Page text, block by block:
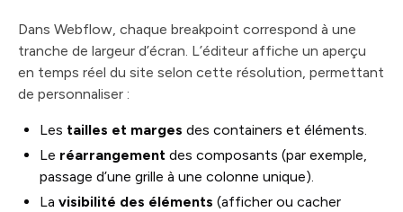
Dans Webflow, chaque breakpoint correspond à une
tranche de largeur d’écran. L’éditeur affiche un aperçu
en temps réel du site selon cette résolution, permettant
de personnaliser :
Les tailles et marges des containers et éléments.
Le réarrangement des composants (par exemple,
passage d’une grille à une colonne unique).
La visibilité des éléments (afficher ou cacher